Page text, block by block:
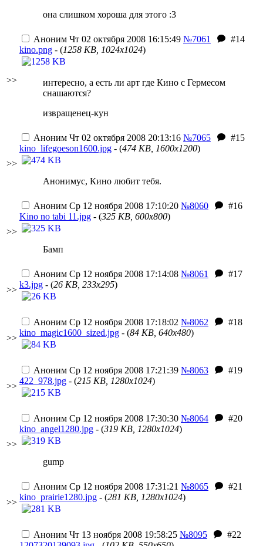
она слишком хороша для этого :3
>>
Аноним Чт 02 октября 2008 16:15:49 №7061
#14
kino.png - (1258 KB, 1024x1024)
интересно, а есть ли арт где Кино с Гермесом
снашаются?
извращенец-кун
>>
Аноним Чт 02 октября 2008 20:13:16 №7065
#15
kino_lifegoeson1600.jpg - (474 KB, 1600x1200)
Анонимус, Кино любит тебя.
>>
Аноним Ср 12 ноября 2008 17:10:20 №8060
#16
Kino no tabi 11.jpg - (325 KB, 600x800)
Бамп
>>
Аноним Ср 12 ноября 2008 17:14:08 №8061
#17
k3.jpg - (26 KB, 233x295)
>>
Аноним Ср 12 ноября 2008 17:18:02 №8062
#18
kino_magic1600_sized.jpg - (84 KB, 640x480)
>>
Аноним Ср 12 ноября 2008 17:21:39 №8063
#19
422_978.jpg - (215 KB, 1280x1024)
>>
Аноним Ср 12 ноября 2008 17:30:30 №8064
#20
kino_angel1280.jpg - (319 KB, 1280x1024)
gump
>>
Аноним Ср 12 ноября 2008 17:31:21 №8065
#21
kino_prairie1280.jpg - (281 KB, 1280x1024)
Аноним Чт 13 ноября 2008 19:58:25 №8095
#22